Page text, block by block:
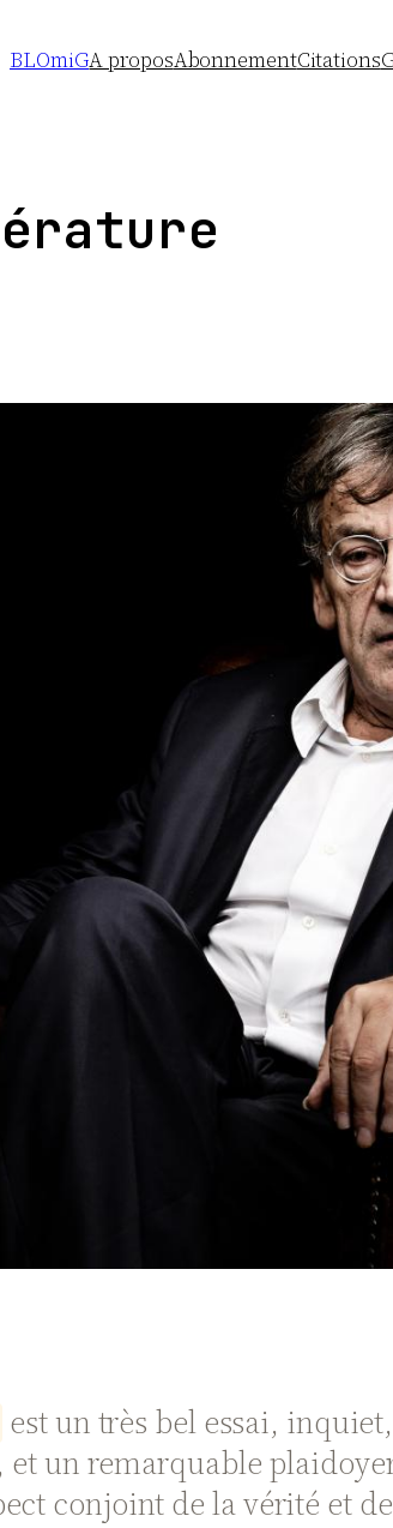
BLOmiGA proposAbonnementCitations
est un très bel essai,
un remarquable
conjoint de la vérité et